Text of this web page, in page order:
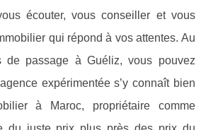
écouter, vous conseiller et vous
qui répond à vos attentes. Au
de passage à Guéliz, vous pouvez
expérimentée s’y connaît bien
à Maroc, propriétaire comme